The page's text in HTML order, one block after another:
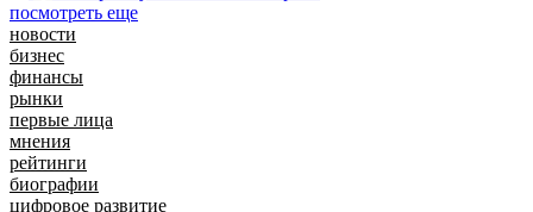
посмотреть еще
новости
бизнес
финансы
рынки
первые лица
мнения
рейтинги
биографии
цифровое развитие